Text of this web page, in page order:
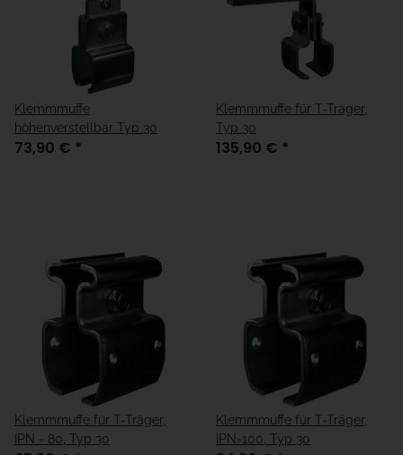
Klemmmuffe
höhenverstellbar Typ 30
73,90 € *
Klemmmuffe für T-Träger,
Typ 30
135,90 € *
Klemmmuffe für T-Träger,
IPN = 80, Typ 30
Klemmmuffe für T-Träger,
IPN=100, Typ 30